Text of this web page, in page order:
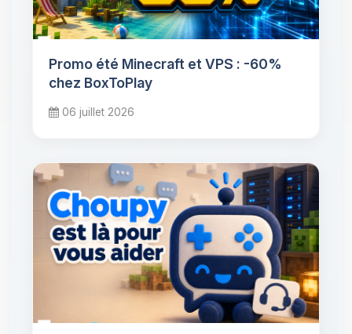
Promo été Minecraft et VPS : -60%
chez BoxToPlay
06 juillet 2026